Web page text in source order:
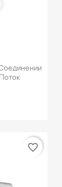
favorite_border